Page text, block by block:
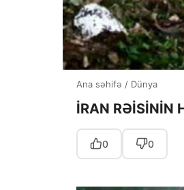
Ana səhifə / Dünya
İRAN RƏİSİNİN
0 0